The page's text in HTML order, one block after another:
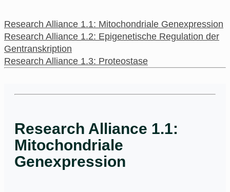
Research Alliance 1.1: Mitochondriale Genexpression
Research Alliance 1.2: Epigenetische Regulation der
Gentranskription
Research Alliance 1.3: Proteostase
Research Alliance 1.1:
Mitochondriale
Genexpression